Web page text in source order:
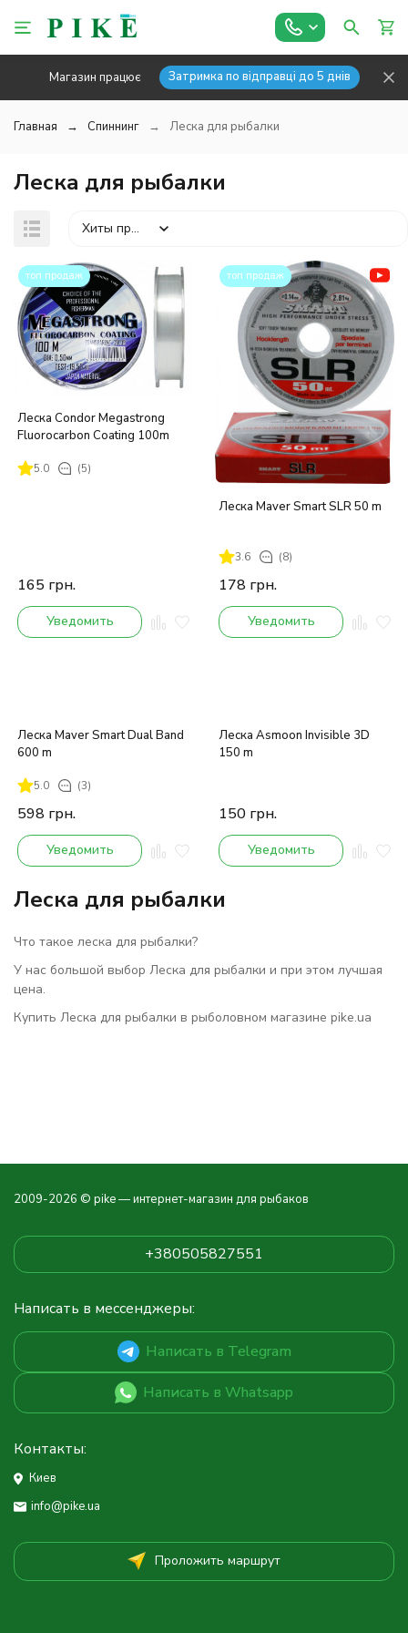
Магазин працює Затримка по відправці до 5 днів
Главная Спиннинг Леска для рыбалки
Леска для рыбалки
Хиты продаж
покупателей
топ продаж
Леска Condor Megastrong
Fluorocarbon Coating 100m
5.0 (5)
165 грн.
Уведомить
топ продаж
Леска Maver Smart SLR 50 m
3.6 (8)
178 грн.
Уведомить
Леска Maver Smart Dual Band
600 m
5.0 (3)
598 грн.
Уведомить
Леска Asmoon Invisible 3D
150 m
150 грн.
Уведомить
Леска для рыбалки
Что такое леска для рыбалки?
У нас большой выбор Леска для рыбалки и при этом лучшая
цена.
Купить Леска для рыбалки в рыболовном магазине pike.ua
2009-2026 © pike — интернет-магазин для рыбаков
+380505827551
Написать в мессенджеры:
Написать в Telegram
Написать в Whatsapp
Контакты:
Киев
info@pike.ua
Проложить маршрут